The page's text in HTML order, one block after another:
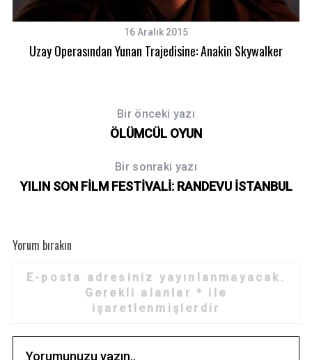
16 Aralık 2015
Uzay Operasından Yunan Trajedisine: Anakin Skywalker
Bir önceki yazı
ÖLÜMCÜL OYUN
Bir sonraki yazı
YILIN SON FİLM FESTİVALİ: RANDEVU İSTANBUL
Yorum bırakın
E-posta adresiniz yayınlanmayacak.
Gerekli alanlar* ile
işaretlenmişlerdir